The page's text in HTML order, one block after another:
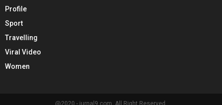
Profile
Sport
Travelling
Viral Video
Women
@2020 - jurnal9.com. All Right Reserved.